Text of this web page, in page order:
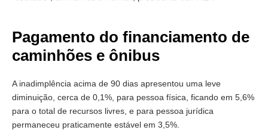
Pagamento do financiamento de
caminhões e ônibus
A inadimplência acima de 90 dias apresentou uma leve
diminuição, cerca de 0,1%, para pessoa física, ficando em 5,6%
para o total de recursos livres, e para pessoa jurídica
permaneceu praticamente estável em 3,5%.